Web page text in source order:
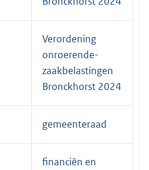
Verordening
onroerende-
zaakbelastingen
Bronckhorst 2024
gemeenteraad
financiën en